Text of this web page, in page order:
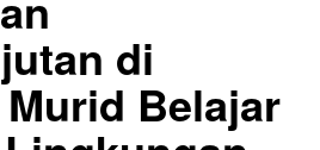
di
Belajar